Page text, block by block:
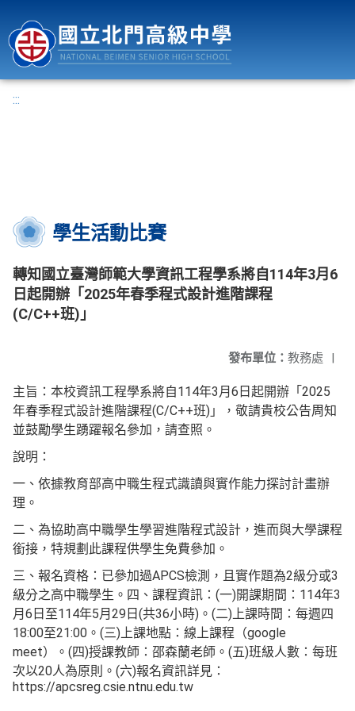
:::
學生活動比賽
轉知國立臺灣師範大學資訊工程學系將自114年3月6
日起開辦「2025年春季程式設計進階課程
(C/C++班)」
發布單位： 教務處 |
主旨：本校資訊工程學系將自114年3月6日起開辦「2025
年春季程式設計進階課程(C/C++班)」，敬請貴校公告周知
並鼓勵學生踴躍報名參加，請查照。
說明：
一、依據教育部高中職生程式識讀與實作能力探討計畫辦
理。
二、為協助高中職學生學習進階程式設計，進而與大學課程
銜接，特規劃此課程供學生免費參加。
三、報名資格：已參加過APCS檢測，且實作題為2級分或3
級分之高中職學生。四、課程資訊：(一)開課期間：114年3
月6日至114年5月29日(共36小時)。(二)上課時間：每週四
18:00至21:00。(三)上課地點：線上課程（google
meet）。(四)授課教師：邵森蘭老師。(五)班級人數：每班
次以20人為原則。(六)報名資訊詳見：
https://apcsreg.csie.ntnu.edu.tw